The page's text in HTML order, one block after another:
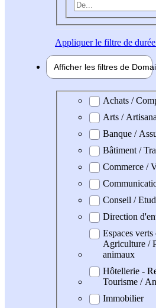
Appliquerle filtre de
Afficher les filtres de
Domaine professionel
Achats /
Arts /
Banque /
Bâtiment /
Commerce /
Conseil /
Direction
Espaces
Agriculture /
animaux
Hôtellerie -
Tourisme /
Immobilier